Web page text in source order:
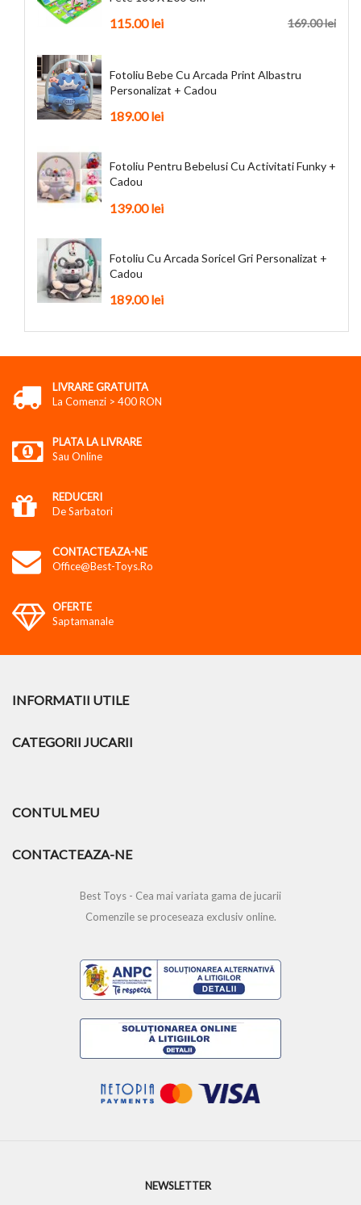
169.00 lei
115.00 lei
Fotoliu Bebe Cu Arcada Print Albastru
Personalizat + Cadou
189.00 lei
Fotoliu Pentru Bebelusi Cu Activitati Funky +
Cadou
139.00 lei
Fotoliu Cu Arcada Soricel Gri Personalizat +
Cadou
189.00 lei
LIVRARE GRATUITA
La Comenzi > 400 RON
PLATA LA LIVRARE
Sau Online
REDUCERI
De Sarbatori
CONTACTEAZA-NE
Office@best-Toys.ro
OFERTE
Saptamanale
INFORMATII UTILE
CATEGORII JUCARII
CONTUL MEU
CONTACTEAZA-NE
Best Toys - Cea mai variata gama de jucarii
Comenzile se proceseaza exclusiv online.
NEWSLETTER